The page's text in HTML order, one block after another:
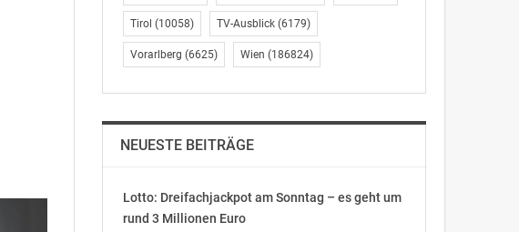
Tirol (10058) TV-Ausblick(6179)
Vorarlberg (6625) Wien (186824)
NEUESTE BEITRÄGE
Lotto: Dreifachjackpot am Sonntag – es geht um
rund 3 Millionen Euro